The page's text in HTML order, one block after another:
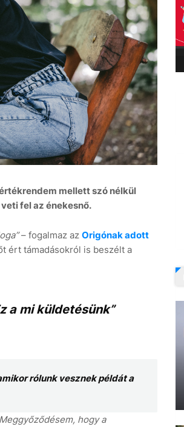
mellett szó nélkül
fel az énekesnő.
– fogalmaz az Origónak adott
ért támadásokról is beszélt a
a mi küldetésünk”
rólunk vesznek példát a
hogy a